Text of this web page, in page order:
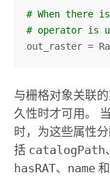
# When there
# operator is
out_raster =
与栅格对象关联
久性时才可用。
时，为这些属性
括 catalogPath、
hasRAT、 name和